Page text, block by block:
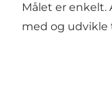
Målet er enkelt.
med og udvikle